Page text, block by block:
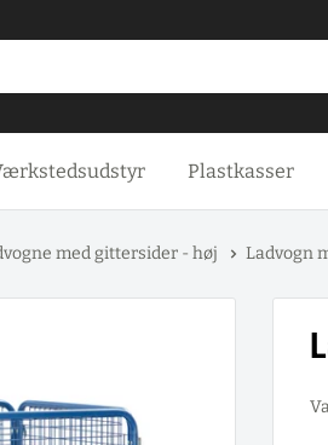
Plastkasser
med gittersider - høj Ladvogn